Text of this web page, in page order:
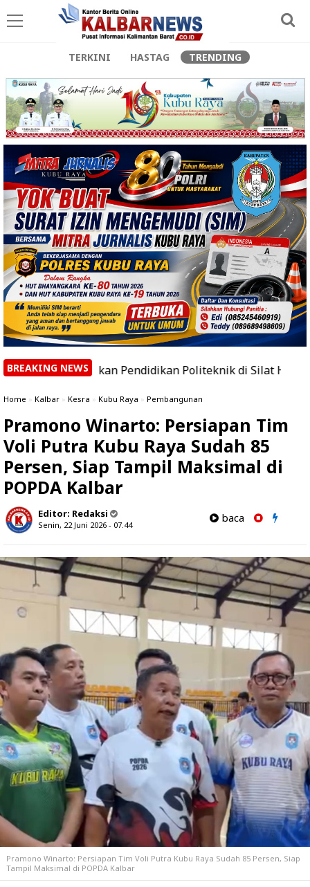
TERKINI HASTAG TRENDING
BREAKING NEWSPendidikan Politeknik di Silat Hilir | 30 Petani
Home » Kalbar » Kesra » Kubu Raya » Pembangunan
Pramono Winarto: Persiapan Tim
Voli Putra Kubu Raya Sudah 85
Persen, Siap Tampil Maksimal di
POPDA Kalbar
Editor: Redaksi
Senin, 22 Juni 2026 - 07.44
baca
Pramono Winarto: Persiapan Tim Voli Putra Kubu Raya Sudah 85 Persen, Siap
Tampil Maksimal di POPDA Kalbar